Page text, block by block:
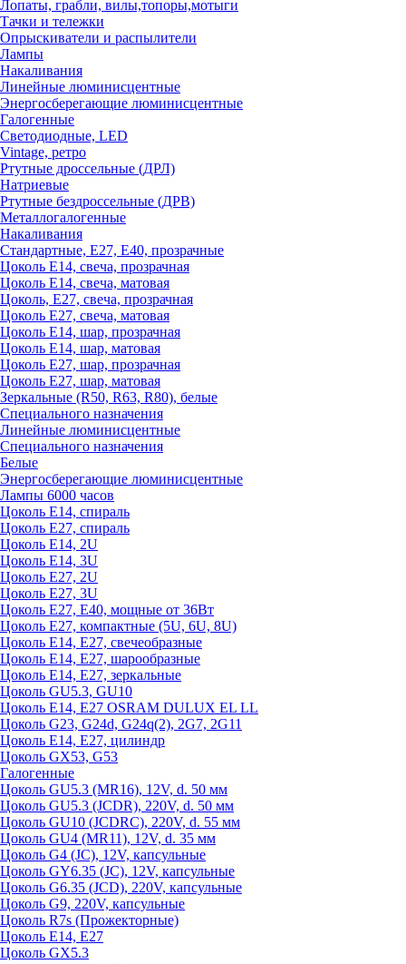
Лопаты, грабли, вилы,топоры,мотыги
Тачки и тележки
Опрыскиватели и распылители
Лампы
Накаливания
Линейные люминисцентные
Энергосберегающие люминисцентные
Галогенные
Светодиодные, LED
Vintage, ретро
Ртутные дроссельные (ДРЛ)
Натриевые
Ртутные бездроссельные (ДРВ)
Металлогалогенные
Накаливания
Стандартные, Е27, Е40, прозрачные
Цоколь Е14, свеча, прозрачная
Цоколь Е14, свеча, матовая
Цоколь, Е27, свеча, прозрачная
Цоколь Е27, свеча, матовая
Цоколь Е14, шар, прозрачная
Цоколь Е14, шар, матовая
Цоколь Е27, шар, прозрачная
Цоколь Е27, шар, матовая
Зеркальные (R50, R63, R80), белые
Специального назначения
Линейные люминисцентные
Специального назначения
Белые
Энергосберегающие люминисцентные
Лампы 6000 часов
Цоколь Е14, спираль
Цоколь Е27, спираль
Цоколь Е14, 2U
Цоколь Е14, 3U
Цоколь Е27, 2U
Цоколь Е27, 3U
Цоколь Е27, Е40, мощные от 36Вт
Цоколь Е27, компактные (5U, 6U, 8U)
Цоколь Е14, Е27, свечеобразные
Цоколь Е14, Е27, шарообразные
Цоколь Е14, Е27, зеркальные
Цоколь GU5.3, GU10
Цоколь Е14, Е27 OSRAM DULUX EL LL
Цоколь G23, G24d, G24q(2), 2G7, 2G11
Цоколь Е14, Е27, цилиндр
Цоколь GX53, G53
Галогенные
Цоколь GU5.3 (MR16), 12V, d. 50 мм
Цоколь GU5.3 (JCDR), 220V, d. 50 мм
Цоколь GU10 (JCDRC), 220V, d. 55 мм
Цоколь GU4 (MR11), 12V, d. 35 мм
Цоколь G4 (JC), 12V, капсульные
Цоколь GY6.35 (JC), 12V, капсульные
Цоколь G6.35 (JCD), 220V, капсульные
Цоколь G9, 220V, капсульные
Цоколь R7s (Прожекторные)
Цоколь E14, E27
Цоколь GX5.3